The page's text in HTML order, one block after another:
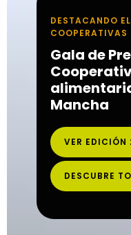
DESTACANDO
COOPERATIVAS
Gala de
Mancha
VER EDICIÓN
DESCUBRE